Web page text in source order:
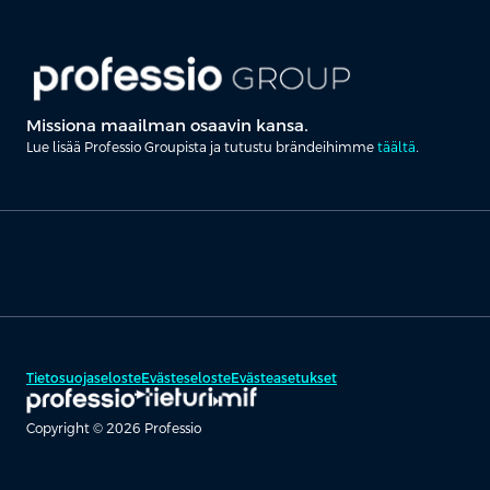
Missiona maailman osaavin kansa.
Lue lisää Professio Groupista ja tutustu brändeihimme täältä.
TietosuojaselosteEvästeselosteEvästeasetukset
Copyright © 2026 Professio